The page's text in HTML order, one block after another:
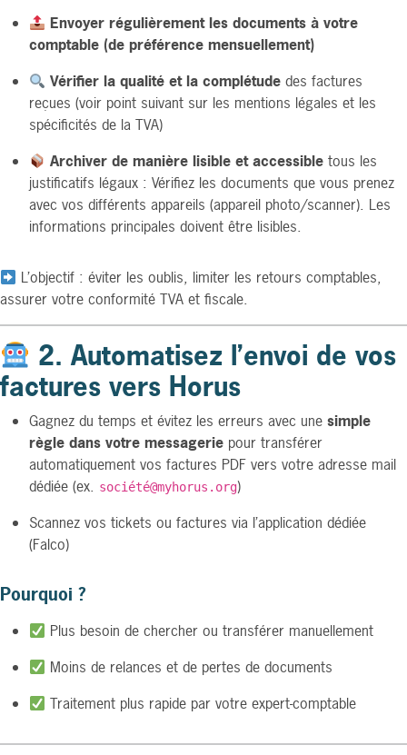
Envoyer régulièrement les documents à votre
comptable (de préférence mensuellement)
Vérifier la qualité et la complétude des factures
reçues (voir point suivant sur les mentions légales et les
spécificités de la TVA)
Archiver de manière lisible et accessible tous les
justificatifs légaux : Vérifiez les documents que vous prenez
avec vos différents appareils (appareil photo/scanner). Les
informations principales doivent être lisibles.
L’objectif : éviter les oublis, limiter les retours comptables,
assurer votre conformité TVA et fiscale.
2. Automatisez l’envoi de vos
factures vers Horus
Gagnez du temps et évitez les erreurs avec une simple
règle dans votre messagerie pour transférer
automatiquement vos factures PDF vers votre adresse mail
dédiée (ex. société@myhorus.org)
Scannez vos tickets ou factures via l’application dédiée
(Falco)
Pourquoi ?
Plus besoin de chercher ou transférer manuellement
Moins de relances et de pertes de documents
Traitement plus rapide par votre expert-comptable